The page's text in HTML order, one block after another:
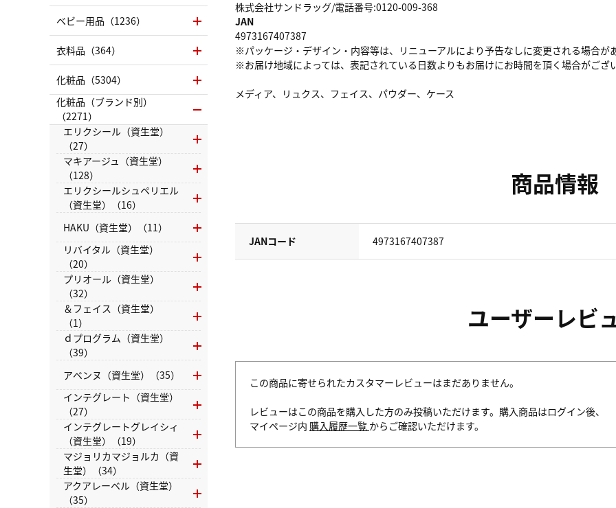
株式会社サンドラッグ/電話番号:0120-009-368
JAN
4973167407387
※パッケージ・デザイン・内容等は、リニューアルにより予告なしに変更される場合が
※お届け地域によっては、表記されている日数よりもお届けにお時間を頂く場合がござ
メディア、リュクス、フェイス、パウダー、ケース
商品情報
JANコード 4973167407387
ユーザーレビ
この商品に寄せられたカスタマーレビューはまだありません。
レビューはこの商品を購入した方のみ投稿いただけます。購入商品はログイン後、
マイページ内 購入履歴一覧 からご確認いただけます。
ベビー用品（1236）
衣料品（364）
化粧品（5304）
化粧品（ブランド別）
（2271）
エリクシール（資生堂）
（27）
マキアージュ（資生堂）
（128）
エリクシールシュペリエル
（資生堂）（16）
HAKU（資生堂）（11）
リバイタル（資生堂）
（20）
プリオール（資生堂）
（32）
＆フェイス（資生堂）
（1）
ｄプログラム（資生堂）
（39）
アベンヌ（資生堂）（35）
インテグレート（資生堂）
（27）
インテグレートグレイシィ
（資生堂）（19）
マジョリカマジョルカ（資
生堂）（34）
アクアレーベル（資生堂）
（35）